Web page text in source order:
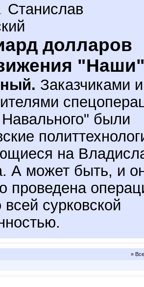
Станислав
долларов
Заказчиками и
были
на
А может быть, и
проведена
сурковской
»